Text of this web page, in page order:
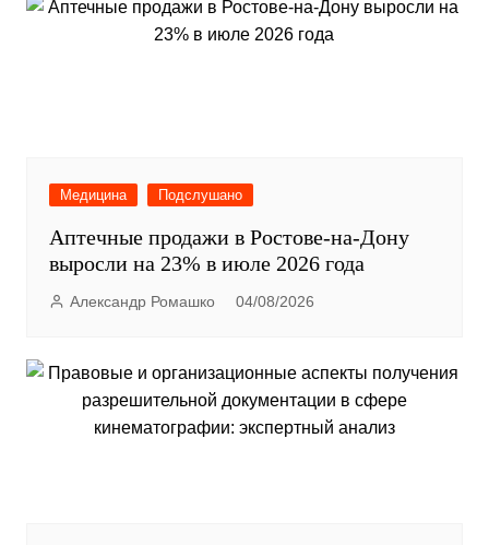
Медицина Подслушано
Аптечные продажи в Ростове-на-Дону
выросли на 23% в июле 2026 года
Александр Ромашко 04/08/2026